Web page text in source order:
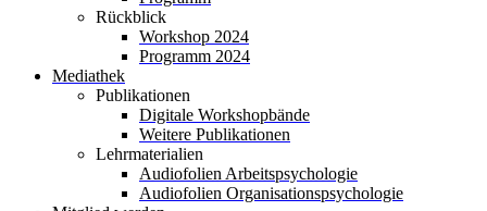
Rückblick
Workshop 2024
Programm 2024
Mediathek
Publikationen
Digitale Workshopbände
Weitere Publikationen
Lehrmaterialien
Audiofolien Arbeitspsychologie
Audiofolien Organisationspsychologie